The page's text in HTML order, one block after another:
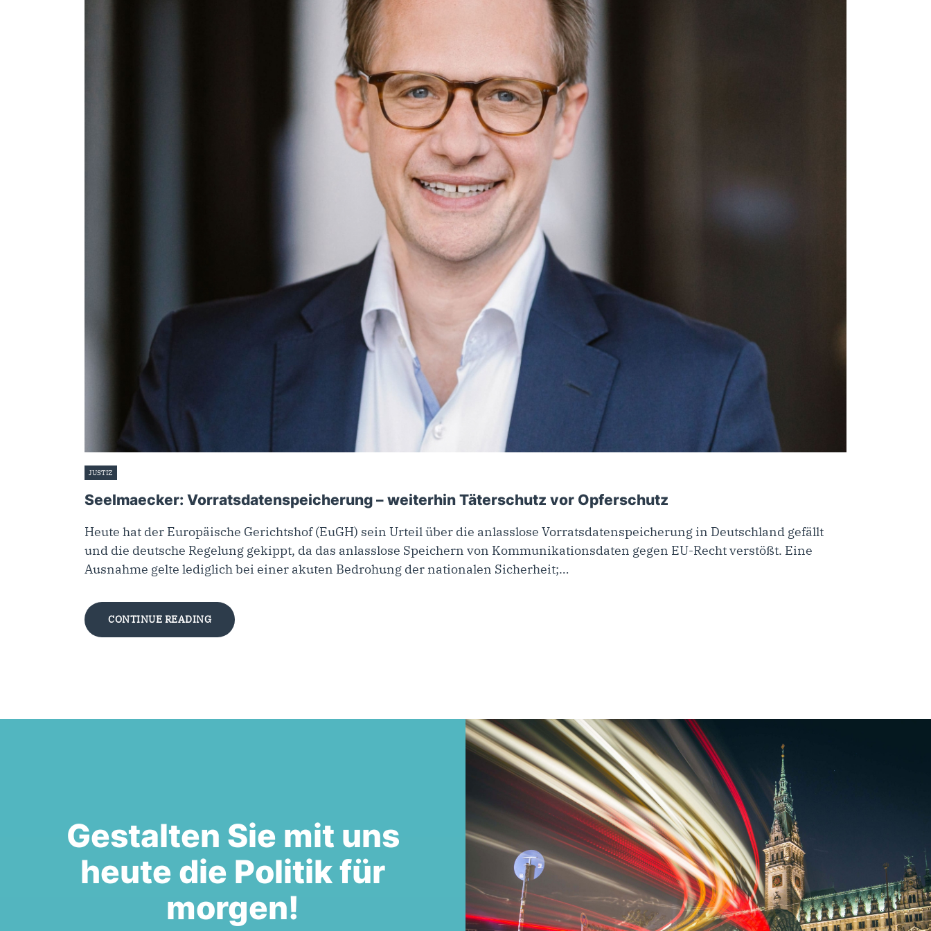
JUSTIZ
Seelmaecker: Vorratsdatenspeicherung – weiterhin Täterschutz vor Opferschutz
Heute hat der Europäische Gerichtshof (EuGH) sein Urteil über die anlasslose Vorratsdatenspeicherung in Deutschland gefällt
und die deutsche Regelung gekippt, da das anlasslose Speichern von Kommunikationsdaten gegen EU-Recht verstößt. Eine
Ausnahme gelte lediglich bei einer akuten Bedrohung der nationalen Sicherheit;…
CONTINUE READING
Gestalten Sie mit uns
heute die Politik für
morgen!